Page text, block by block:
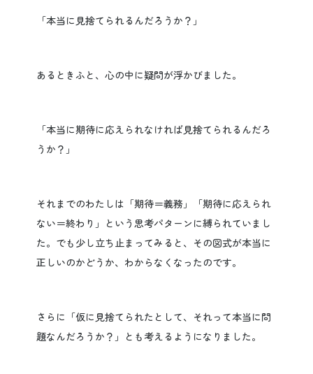
「本当に見捨てられるんだろうか？」
あるときふと、心の中に疑問が浮かびました。
「本当に期待に応えられなければ見捨てられるんだろ
うか？」
それまでのわたしは「期待＝義務」「期待に応えられ
ない＝終わり」という思考パターンに縛られていまし
た。でも少し立ち止まってみると、その図式が本当に
正しいのかどうか、わからなくなったのです。
さらに「仮に見捨てられたとして、それって本当に問
題なんだろうか？」とも考えるようになりました。